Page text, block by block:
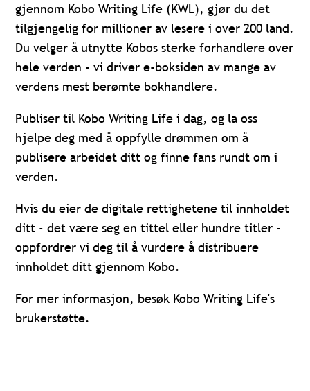
gjennom Kobo Writing Life (KWL), gjør du det
tilgjengelig for millioner av lesere i over 200 land.
Du velger å utnytte Kobos sterke forhandlere over
hele verden - vi driver e-boksiden av mange av
verdens mest berømte bokhandlere.
Publiser til Kobo Writing Life i dag, og la oss
hjelpe deg med å oppfylle drømmen om å
publisere arbeidet ditt og finne fans rundt om i
verden.
Hvis du eier de digitale rettighetene til innholdet
ditt - det være seg en tittel eller hundre titler -
oppfordrer vi deg til å vurdere å distribuere
innholdet ditt gjennom Kobo.
For mer informasjon, besøk Kobo Writing Life's
brukerstøtte.